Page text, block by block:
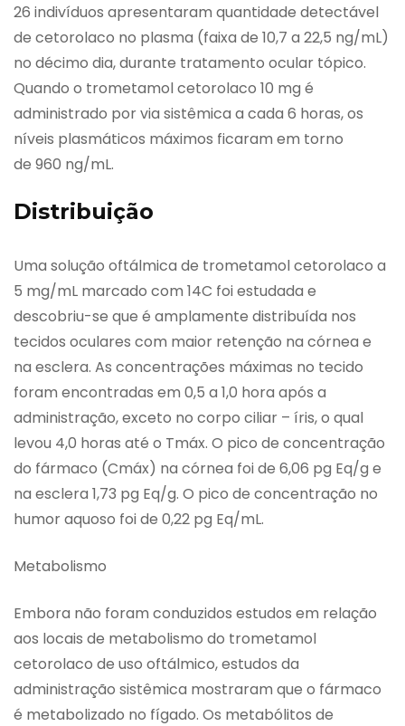
26 indivíduos apresentaram quantidade detectável
de cetorolaco no plasma (faixa de 10,7 a 22,5 ng/mL)
no décimo dia, durante tratamento ocular tópico.
Quando o trometamol cetorolaco 10 mg é
administrado por via sistêmica a cada 6 horas, os
níveis plasmáticos máximos ficaram em torno
de 960 ng/mL.
Distribuição
Uma solução oftálmica de trometamol cetorolaco a
5 mg/mL marcado com 14C foi estudada e
descobriu-se que é amplamente distribuída nos
tecidos oculares com maior retenção na córnea e
na esclera. As concentrações máximas no tecido
foram encontradas em 0,5 a 1,0 hora após a
administração, exceto no corpo ciliar – íris, o qual
levou 4,0 horas até o Tmáx. O pico de concentração
do fármaco (Cmáx) na córnea foi de 6,06 pg Eq/g e
na esclera 1,73 pg Eq/g. O pico de concentração no
humor aquoso foi de 0,22 pg Eq/mL.
Metabolismo
Embora não foram conduzidos estudos em relação
aos locais de metabolismo do trometamol
cetorolaco de uso oftálmico, estudos da
administração sistêmica mostraram que o fármaco
é metabolizado no fígado. Os metabólitos de